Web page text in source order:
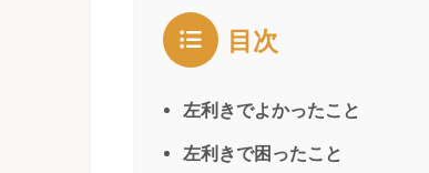
目次
左利きでよかったこと
左利きで困ったこと